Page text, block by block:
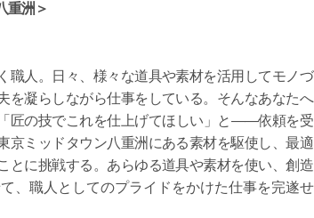
重洲＞
職人。日々、様々な道具や素材を活用してモノづ
を凝らしながら仕事をしている。そんなあなたへ
匠の技でこれを仕上げてほしい」と――依頼を受
京ミッドタウン八重洲にある素材を駆使し、最適
とに挑戦する。あらゆる道具や素材を使い、創造
、職人としてのプライドをかけた仕事を完遂せ